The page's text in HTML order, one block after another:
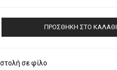
ΠΡΟΣΘΉΚΗ ΣΤΟ ΚΑΛΆΘΙ
σε φίλο